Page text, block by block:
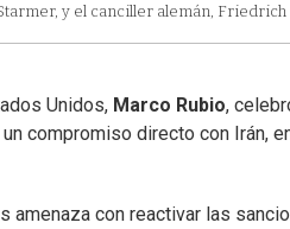
y el canciller alemán,
Unidos, Marco Rubio,
compromiso directo con Irán,
amenaza con reactivar las